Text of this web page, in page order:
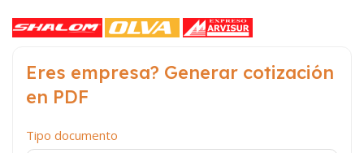
Eres empresa? Generar cotización
en PDF
Tipo documento